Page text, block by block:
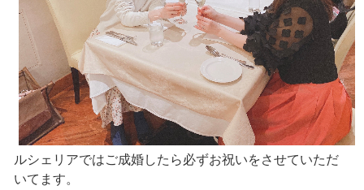
ルシェリアではご成婚したら必ずお祝いをさせていただ
いてます。